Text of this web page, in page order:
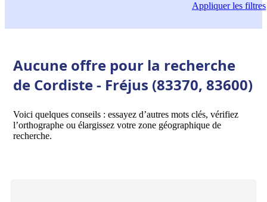
Appliquerles filtres
Aucune offre pour la recherche
de Cordiste - Fréjus (83370, 83600)
Voici quelques conseils : essayez d’autres mots clés, vérifiez
l’orthographe ou élargissez votre zone géographique de
recherche.